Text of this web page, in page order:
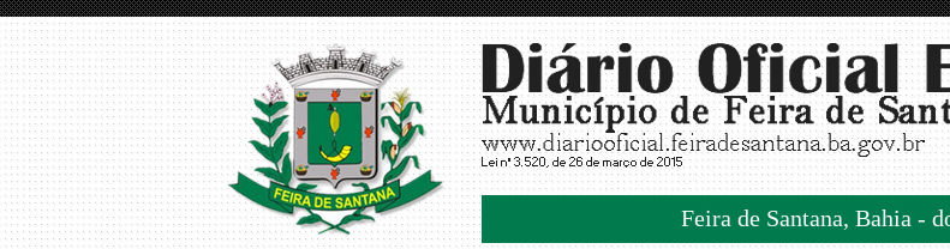
Feira de Santana, Bahia -